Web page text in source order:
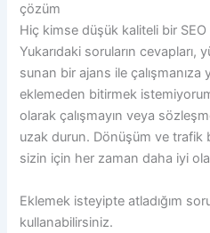
çözüm
Hiç kimse düşük kaliteli bir SEO
Yukarıdaki soruların cevapları,
sunan bir ajans ile çalışmanıza
eklemeden bitirmek
olarak çalışmayın veya
uzak durun. Dönüşüm ve trafik
sizin için her zaman daha iyi
Eklemek isteyipte atladığım
kullanabilirsiniz.